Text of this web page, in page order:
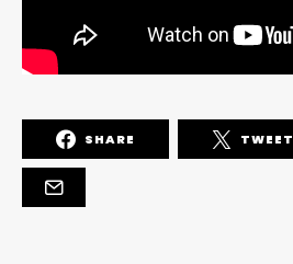
SHARE TWEET